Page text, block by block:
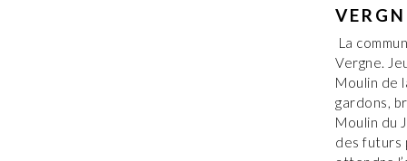
La
Vergne.
Moulin de
gardons,
Moulin du
des futurs